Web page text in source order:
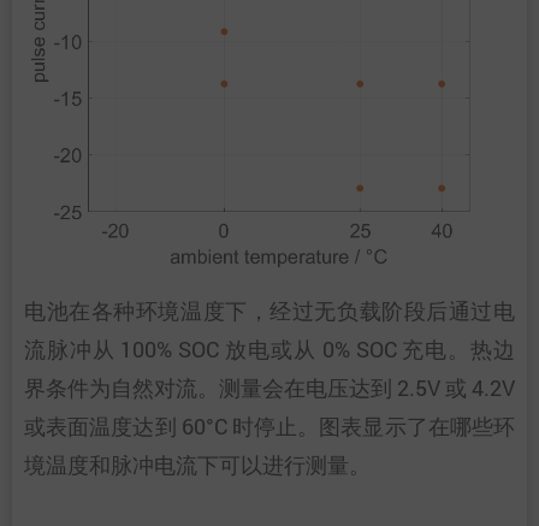
电池在各种环境温度下，经过无负载阶段后通过电
流脉冲从 100% SOC 放电或从 0% SOC 充电。热边
界条件为自然对流。测量会在电压达到 2.5V 或 4.2V
或表面温度达到 60°C 时停止。图表显示了在哪些环
境温度和脉冲电流下可以进行测量。